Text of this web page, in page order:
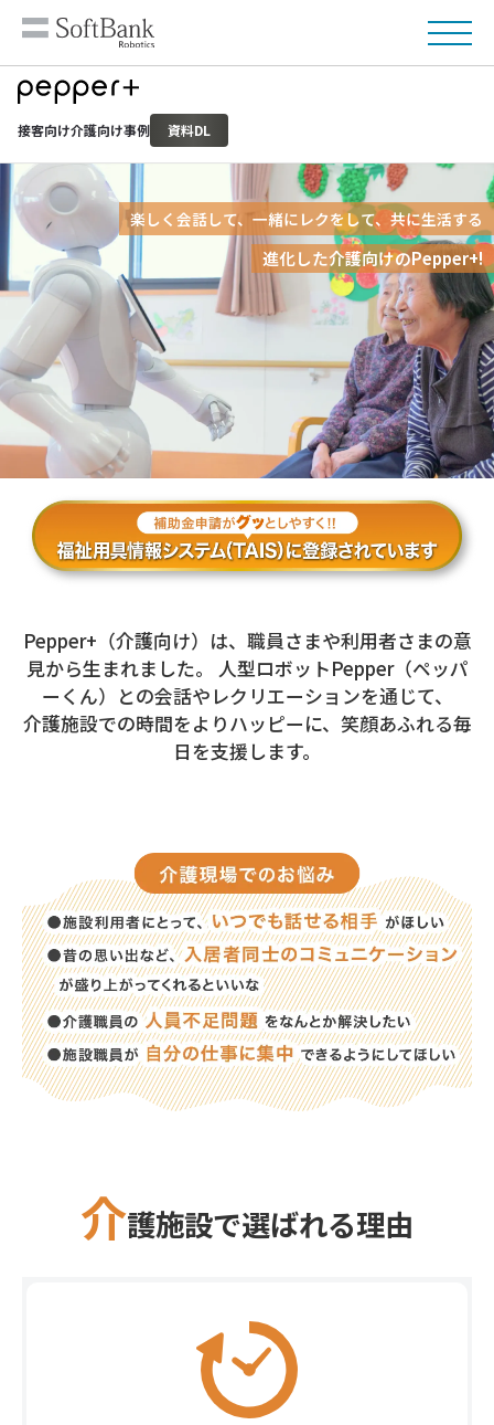
接客向け介護向け事例 資料DL
楽しく会話して、一緒にレクをして、共に生活する​
進化した介護向けのPepper+!
Pepper+（介護向け）は、職員さまや利用者さまの意
見から生まれました。
人型ロボットPepper（ペッパ
ーくん）との会話やレクリエーションを通じて、
介護施設での時間をよりハッピーに、笑顔あふれる毎
日を支援します。
介護施設で選ばれる理由